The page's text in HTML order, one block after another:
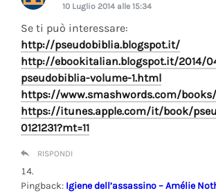
10 Luglio 2014 alle 15:34
Se ti può interessare:
http://pseudobiblia.blogspot.it/
http://ebookitalian.blogspot.it/2014/
pseudobiblia-volume-1.html
https://www.smashwords.com/books/
https://itunes.apple.com/it/book/
0121231?mt=11
RISPONDI
Pingback: Igiene dell’assassino – Amélie